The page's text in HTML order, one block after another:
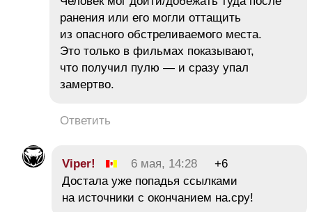
ранения или его могли оттащить
из опасного обстреливаемого места.
Это только в фильмах показывают,
что получил пулю — и сразу упал
замертво.
Ответить
Viper! 6 мая, 14:28
+6
Достала уже попадья ссылками
на источники с окончанием на.сру!